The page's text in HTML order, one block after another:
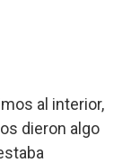
al interior,
dieron algo